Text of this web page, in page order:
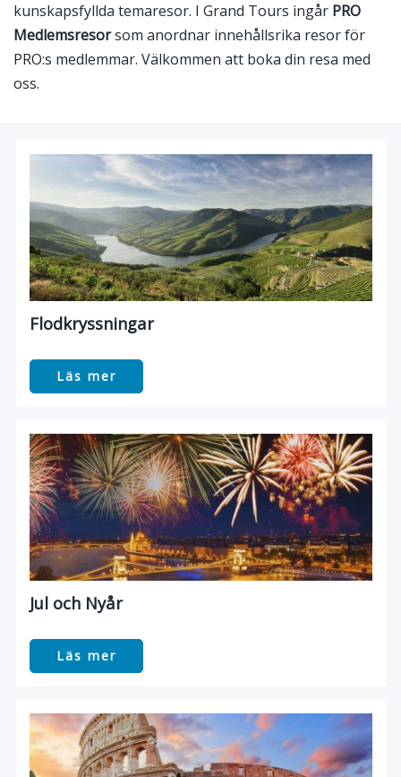
kunskapsfyllda temaresor. I Grand Tours ingår PRO
Medlemsresorsom anordnar innehållsrika resor för
PRO:s medlemmar. Välkommen att boka din resa med
oss.
Flodkryssningar
Läs mer
Jul och Nyår
Läs mer